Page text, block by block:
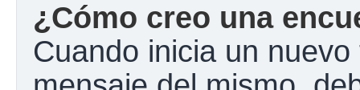
¿Cómo creo una
Cuando inicia un